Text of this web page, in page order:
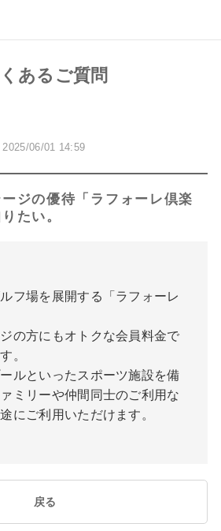
あるご質問
06/01 14:59
ジの優待「ラフォーレ倶楽
たい。
フ場を展開する「ラフォーレ
の方にもオトクな会員料金で
。
ルといったスポーツ施設を備
ミリーや仲間同士のご利用な
にご利用いただけます。
戻る